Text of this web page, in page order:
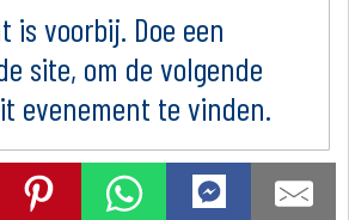
is voorbij. Doe een
site, om de volgende
evenement te vinden.